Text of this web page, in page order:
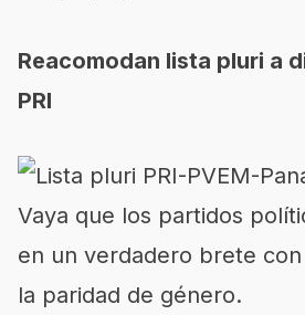
Reacomodan lista pluri a
PRI
Vaya que los partidos
en un verdadero brete
la paridad de género.